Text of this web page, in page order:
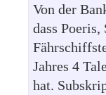
Von der
dass
Jahres 4
hat.